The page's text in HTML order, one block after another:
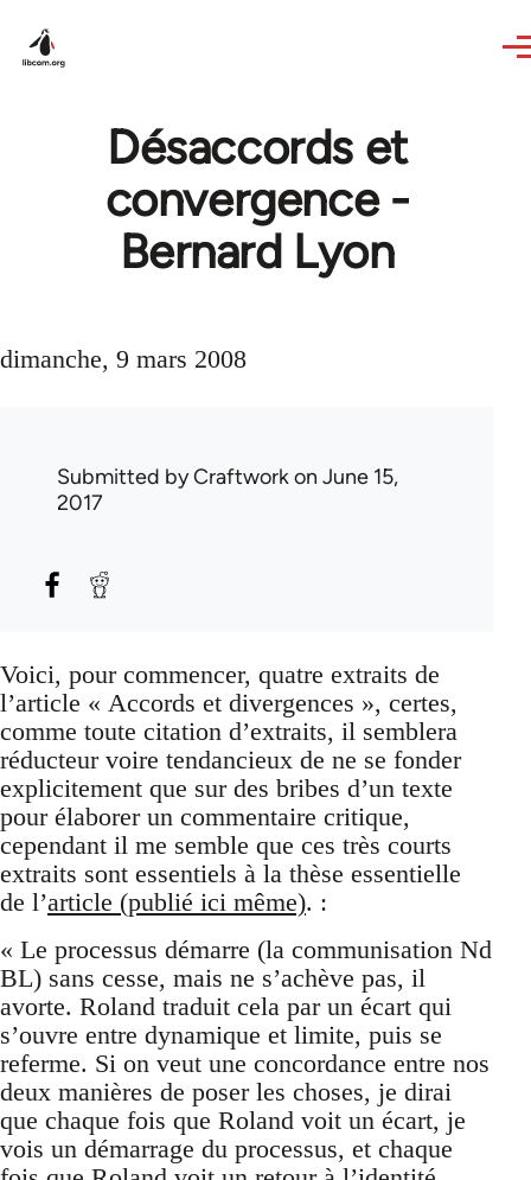
Désaccords et
convergence -
Bernard Lyon
dimanche, 9 mars 2008
Submitted byCraftworkon June 15,
2017
Voici, pour commencer, quatre extraits de
l’article « Accords et divergences », certes,
comme toute citation d’extraits, il semblera
réducteur voire tendancieux de ne se fonder
explicitement que sur des bribes d’un texte
pour élaborer un commentaire critique,
cependant il me semble que ces très courts
extraits sont essentiels à la thèse essentielle
de l’article (publié ici même). :
« Le processus démarre (la communisation Nd
BL) sans cesse, mais ne s’achève pas, il
avorte. Roland traduit cela par un écart qui
s’ouvre entre dynamique et limite, puis se
referme. Si on veut une concordance entre nos
deux manières de poser les choses, je dirai
que chaque fois que Roland voit un écart, je
vois un démarrage du processus, et chaque